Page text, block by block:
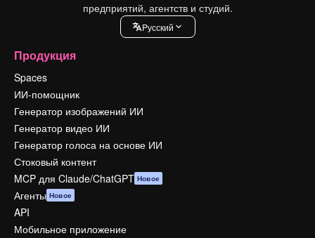
предприятий, агентств и студий.
Pусский
Продукция
Spaces
ИИ-помощник
Генератор изображений ИИ
Генератор видео ИИ
Генератор голоса на основе ИИ
Стоковый контент
MCP для Claude/ChatGPT Новое
Агенты Новое
API
Мобильное приложение